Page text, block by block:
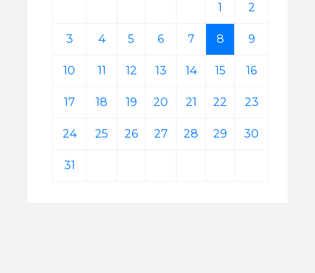
1 2
3 4 5 6 7 8 9
10 11 12 13 14 15 16
17 18 19 20 21 22 23
24 25 26 27 28 29 30
31